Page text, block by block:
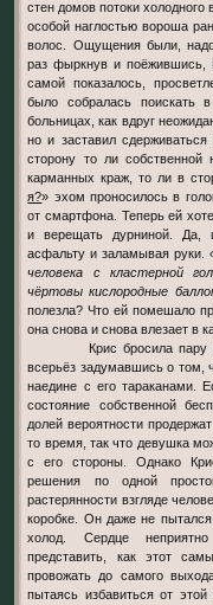
стен домов потоки холодного
особой наглостью вороша
волос. Ощущения были,
раз фыркнув и поёжившись,
самой показалось,
было собралась поискать
больницах, как вдруг
но и заставил
сторону то ли собственной
карманных краж, то ли в
я?» эхом проносилось в
от смартфона. Теперь ей
и верещать дурниной. Да,
асфальту и заламывая руки.
человека с кластерной
чёртовы кислородные
полезла? Что ей помешало
она снова и снова влезает в
Крис бросила пару
всерьёз задумавшись о том,
наедине с его тараканами.
состояние собственной
долей вероятности
то время, так что девушка
с его стороны. Однако
решения по одной
растерянности взгляде
коробке. Он даже не
холод. Сердце
представить, как этот
провожать до самого
пытаясь избавиться от